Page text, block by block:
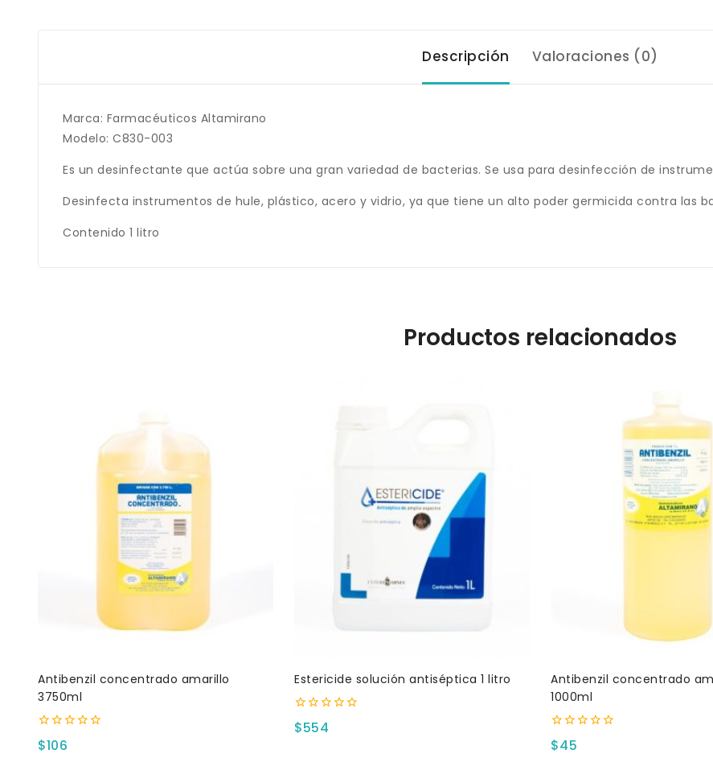
Descripción Valoraciones (0)
Marca: Farmacéuticos Altamirano
Modelo: C830-003
Es un desinfectante que actúa sobre una gran variedad de bacterias. Se usa para desinfección de
Desinfecta instrumentos de hule, plástico, acero y vidrio, ya que tiene un alto poder germicida contra las
Contenido 1 litro
Productos relacionados
Antibenzil concentrado amarillo
3750ml
0
fuera
$106
Estericide solución antiséptica 1 litro
0
fuera
$554
Antibenzil concentrado
1000ml
0
fuera
$45